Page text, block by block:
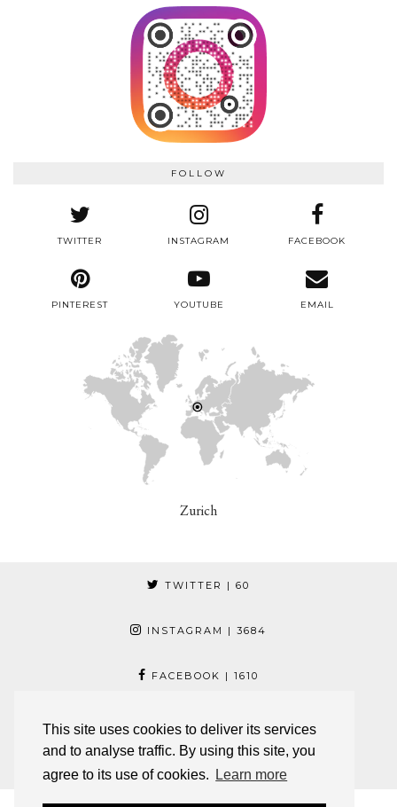
This site uses cookies to deliver its services
and to analyse traffic. By using this site, you
agree to its use of cookies.
Learn more
FOLLOW
TWITTER INSTAGRAM FACEBOOK
PINTEREST YOUTUBE EMAIL
Zurich
TWITTER | 60
INSTAGRAM | 3684
FACEBOOK | 1610